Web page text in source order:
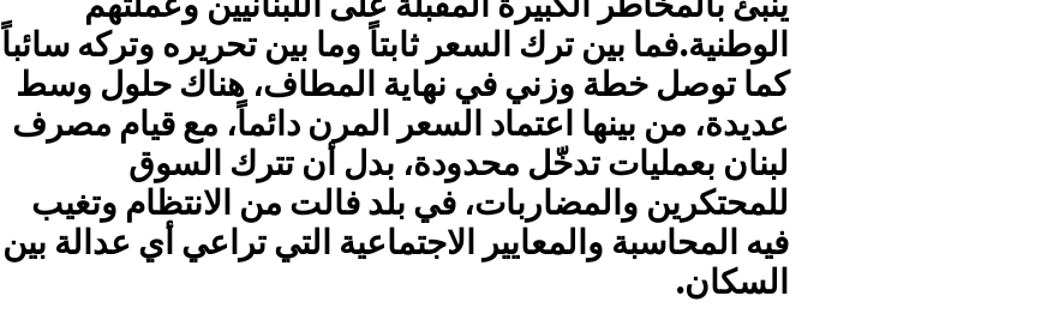
الوطنية.فما بين ترك السعر ثابتاً وما بين تحريره وتركه سائباً
كما توصل خطة وزني في نهاية المطاف، هناك حلول وسط
عديدة، من بينها اعتماد السعر المرن دائماً، مع قيام مصرف
لبنان بعمليات تدخّل محدودة، بدل أن تترك السوق
للمحتكرين والمضاربات، في بلد فالت من الانتظام وتغيب
فيه المحاسبة والمعايير الاجتماعية التي تراعي أي عدالة بين
السكان.